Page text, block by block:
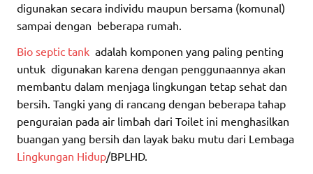
digunakan secara individu maupun bersama (komunal)
sampai dengan beberapa rumah.
Bio septic tank adalah komponen yang paling penting
untuk digunakan karena dengan penggunaannya akan
membantu dalam menjaga lingkungan tetap sehat dan
bersih. Tangki yang di rancang dengan beberapa tahap
penguraian pada air limbah dari Toilet ini menghasilkan
buangan yang bersih dan layak baku mutu dari Lembaga
Lingkungan Hidup/BPLHD.